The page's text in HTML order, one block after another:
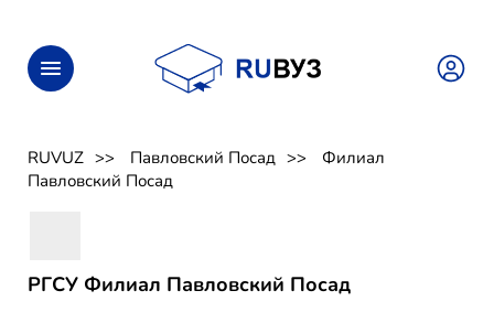
RUVUZ Павловский Посад
Филиал
Павловский Посад
РГСУ Филиал Павловский Посад